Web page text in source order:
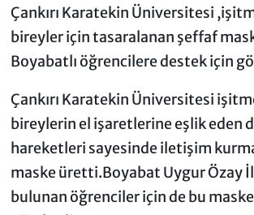
Çankırı Karatekin Üniversitesi
bireyler için tasaralanan şeffaf
Boyabatlı öğrencilere destek için
Çankırı Karatekin Üniversitesi
bireylerin el işaretlerine eşlik eden
hareketleri sayesinde iletişim
maske üretti.Boyabat Uygur Özay
bulunan öğrenciler için de bu